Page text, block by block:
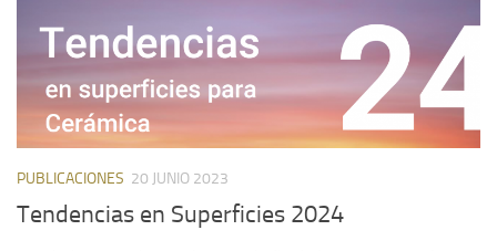
PUBLICACIONES 20 JUNIO 2023
Tendencias en Superficies 2024